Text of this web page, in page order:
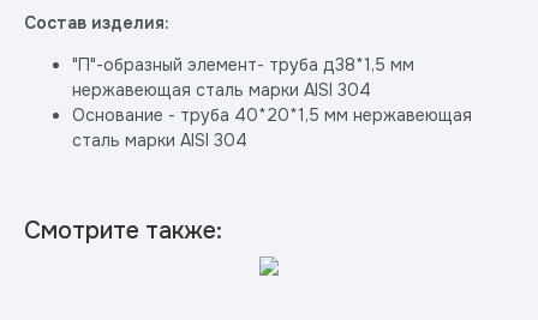
Состав изделия:
"П"-образный элемент- труба д38*1,5 мм
нержавеющая сталь марки AISI 304
Основание - труба 40*20*1,5 мм нержавеющая
сталь марки AISI 304
Смотрите также: